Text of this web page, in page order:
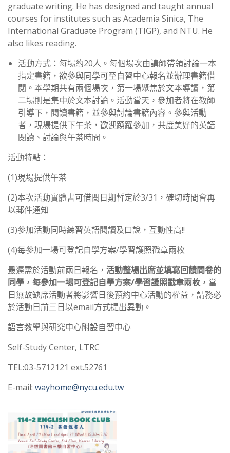
graduate writing. He has designed and taught annual
courses for institutes such as Academia Sinica, The
International Graduate Program (TIGP), and NTU. He
also likes reading.
活動方式：每場約20人。每個場次由講師帶領討論一本
指定書籍，欲參與同學可至自習中心報名並辦理書籍借
閱。本學期共有兩個場次，第一場聚焦於文本導讀，第
二場則是集中於文本討論。活動當天，參加者將在教師
引導下，閱讀書籍，並參與討論書籍內容。參與活動
者，現場提供下午茶，歡迎踴躍參加，共度美好的英語
閱讀、討論與午茶時間。
活動特點：
(1)現場提供午茶
(2)本次活動實體書可借閱日期暫定於3/31，確切時間會再
以郵件通知
(3)參加活動同時練習英語閱讀及口說，互動性高!!
(4)每參加一場可登記自學方案/學習護照戳章兩枚
最遲需於活動前兩日報名， 活動整場出席並填寫回饋問卷的
同學， 每參加一場可登記自學方案/學習護照戳章兩枚， 當
日無故缺席活動者將影響日後預約中心活動的權益，請務必
於活動日前三日以email方式提出異動。
語言教學與研究中心附設自習中心
Self-Study Center, LTRC
TEL:03-5712121 ext.52761
E-mail: wayhome@nycu.edu.tw